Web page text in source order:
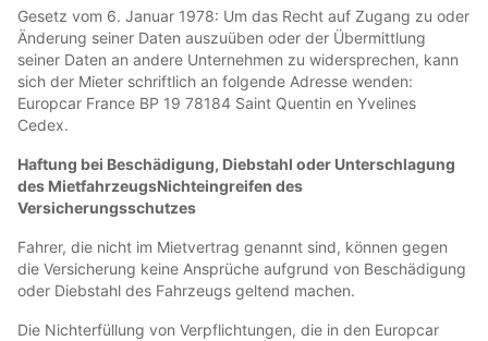
Gesetz vom 6. Januar 1978: Um das Recht auf Zugang zu oder
Änderung seiner Daten auszuüben oder der Übermittlung
seiner Daten an andere Unternehmen zu widersprechen, kann
sich der Mieter schriftlich an folgende Adresse wenden:
Europcar France BP 19 78184 Saint Quentin en Yvelines
Cedex.
Haftung bei Beschädigung, Diebstahl oder Unterschlagung
des MietfahrzeugsNichteingreifen des
Versicherungsschutzes
Fahrer, die nicht im Mietvertrag genannt sind, können gegen
die Versicherung keine Ansprüche aufgrund von Beschädigung
oder Diebstahl des Fahrzeugs geltend machen.
Die Nichterfüllung von Verpflichtungen, die in den Europcar